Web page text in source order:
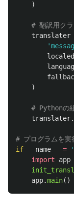
)
translater
'
)
translater.
if
__name__ = '
import
app
app.main()